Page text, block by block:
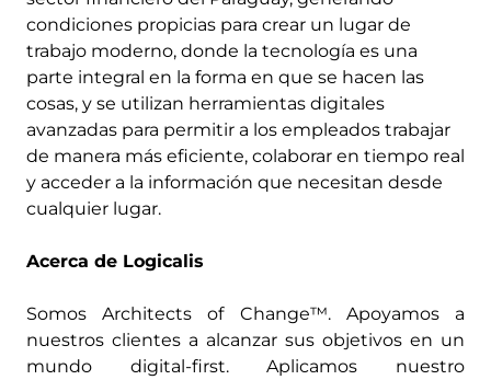
condiciones propicias para crear un lugar de
trabajo moderno, donde la tecnología es una
parte integral en la forma en que se hacen las
cosas, y se utilizan herramientas digitales
avanzadas para permitir a los empleados trabajar
de manera más eficiente, colaborar en tiempo real
y acceder a la información que necesitan desde
cualquier lugar.
Acerca de Logicalis
Somos Architects of Change™. Apoyamos a
nuestros clientes a alcanzar sus objetivos en un
mundo digital-first. Aplicamos nuestro